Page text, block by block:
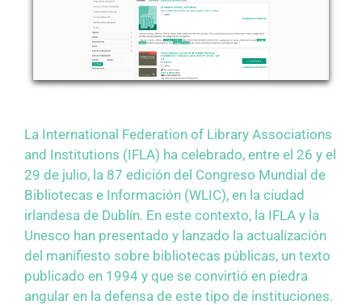
La International Federation of Library Associations
and Institutions (IFLA) ha celebrado, entre el 26 y el
29 de julio, la 87 edición del Congreso Mundial de
Bibliotecas e Información (WLIC), en la ciudad
irlandesa de Dublín. En este contexto, la IFLA y la
Unesco han presentado y lanzado la actualización
del manifiesto sobre bibliotecas públicas, un texto
publicado en 1994 y que se convirtió en piedra
angular en la defensa de este tipo de instituciones.